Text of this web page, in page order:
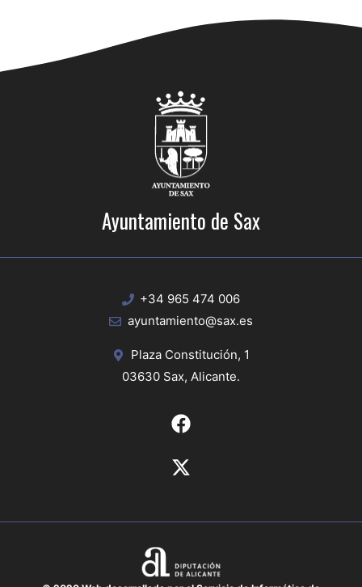
Ayuntamiento de Sax
+34 965 474 006
ayuntamiento@sax.es
Plaza Constitución, 1
03630 Sax, Alicante.